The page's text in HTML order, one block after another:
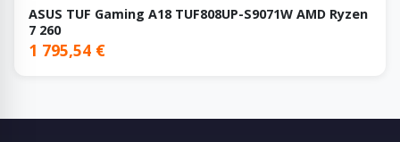
ASUS TUF Gaming A18 TUF808UP-S9071W AMD Ryzen
7 260
1 795,54 €